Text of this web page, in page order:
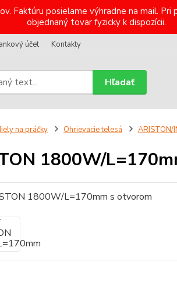
Faktúru posielame výhradne na mail.
objednaný tovar fyzicky k dispozícii.
účet Kontakty
Hľadať
na práčky Ohrievacie telesá ARISTON/
1800W/